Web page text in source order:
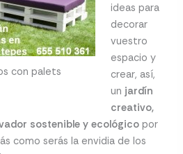
con palets
ideas para
decorar
vuestro
espacio y
crear, así,
un jardín
creativo,
sostenible y ecológico por
como serás la envidia de los